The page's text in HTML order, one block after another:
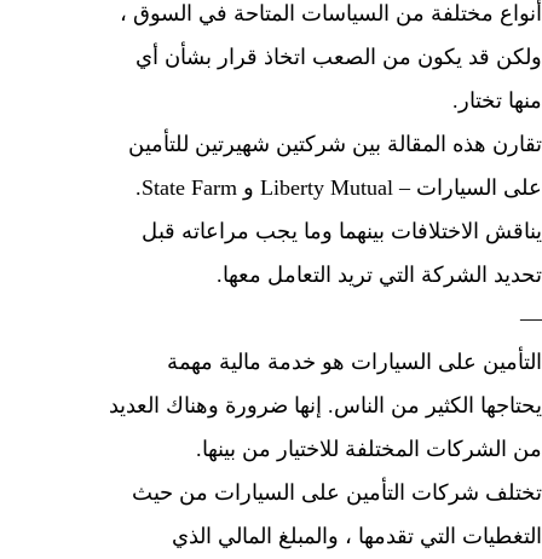
مختلفة من السياسات المتاحة في السوق ،
قد يكون من الصعب اتخاذ قرار بشأن أي
هذه المقالة بين شركتين شهيرتين للتأمين
على السيارات – Liberty Mutual و State Farm.
الاختلافات بينهما وما يجب مراعاته قبل
الشركة التي تريد التعامل معها.
على السيارات هو خدمة مالية مهمة
الكثير من الناس. إنها ضرورة وهناك العديد
المختلفة للاختيار من بينها.
شركات التأمين على السيارات من حيث
التي تقدمها ، والمبلغ المالي الذي